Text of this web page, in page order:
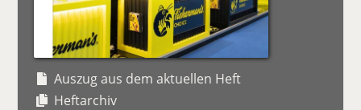
Auszug aus dem aktuellen Heft
Heftarchiv